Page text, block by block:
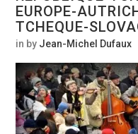
EUROPE-
TCHEQUE-
in by Jean-Michel Dufaux